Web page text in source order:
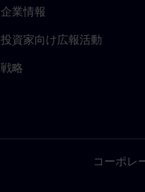
企業情報
投資家向け広報活動
戦略
コーポレ